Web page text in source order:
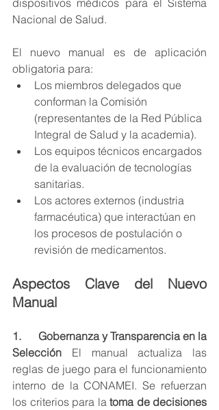
dispositivos médicos para el Sistema
Nacional de Salud.
El nuevo manual es de aplicación
obligatoria para:
Los miembros delegados que
conforman la Comisión
(representantes de la Red Pública
Integral de Salud y la academia).
Los equipos técnicos encargados
de la evaluación de tecnologías
sanitarias.
Los actores externos (industria
farmacéutica) que interactúan en
los procesos de postulación o
revisión de medicamentos.
Aspectos Clave del Nuevo
Manual
1.      Gobernanza y Transparencia en la
Selección El manual actualiza las
reglas de juego para el funcionamiento
interno de la CONAMEI. Se refuerzan
los criterios para la toma de decisiones